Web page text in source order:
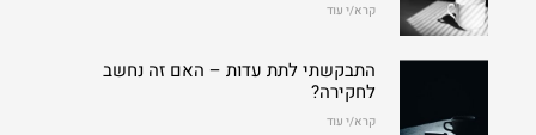
קרא/י עוד
התבקשתי לתת עדות – האם זה נחשב
לחקירה?
קרא/י עוד